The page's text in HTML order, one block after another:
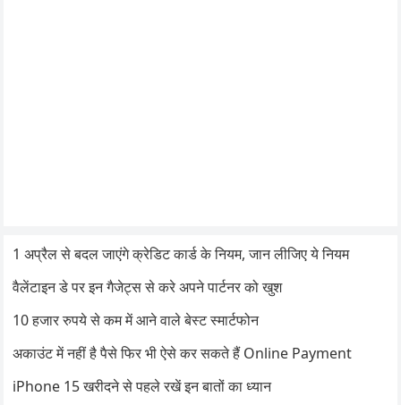
1 अप्रैल से बदल जाएंगे क्रेडिट कार्ड के नियम, जान लीजिए ये नियम
वैलेंटाइन डे पर इन गैजेट्स से करे अपने पार्टनर को खुश
10 हजार रुपये से कम में आने वाले बेस्ट स्मार्टफोन
अकाउंट में नहीं है पैसे फिर भी ऐसे कर सकते हैं Online Payment
iPhone 15 खरीदने से पहले रखें इन बातों का ध्यान